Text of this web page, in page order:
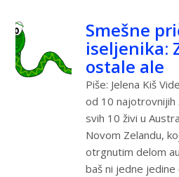
Smešne
iseljenika:
ostale ale
Piše: Jelena Kiš
od 10 najotrovnijih
svih 10 živi u
Novom Zelandu,
otrgnutim delom
baš ni jedne